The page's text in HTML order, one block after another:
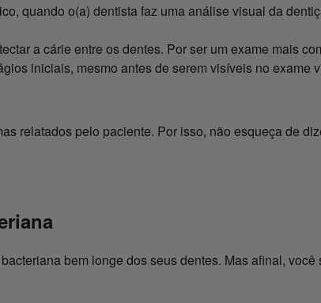
quando o(a) dentista faz uma análise visual da
a cárie entre os dentes. Por ser um exame mais
iniciais, mesmo antes de serem visíveis no exame
relatados pelo paciente. Por isso, não esqueça de
bem longe dos seus dentes. Mas afinal,